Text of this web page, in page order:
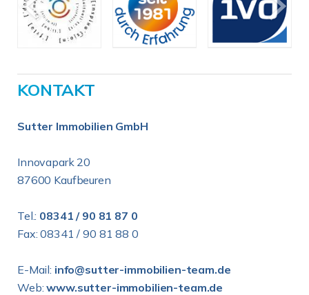
KONTAKT
Sutter Immobilien GmbH
Innovapark 20
87600 Kaufbeuren
Tel.: 08341 / 90 81 87 0
Fax: 08341 / 90 81 88 0
E-Mail: info@sutter-immobilien-team.de
Web:www.sutter-immobilien-team.de